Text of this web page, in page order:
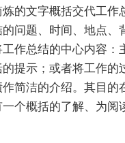
的文字概括交代工作
问题、时间、地点、
作总结的中心内容：
提示；或者将工作的
简洁的介绍。其目的
个概括的了解、为阅